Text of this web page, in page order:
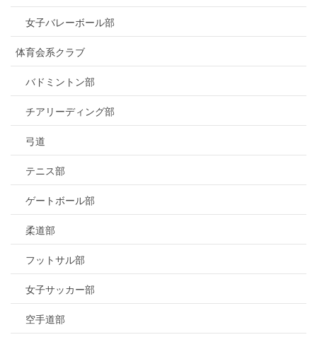
女子バレーボール部
体育会系クラブ
バドミントン部
チアリーディング部
弓道
テニス部
ゲートボール部
柔道部
フットサル部
女子サッカー部
空手道部